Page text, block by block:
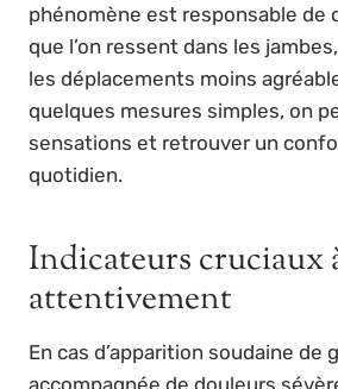
phénomène est responsable de
que l’on ressent dans les
les déplacements moins
quelques mesures simples, on
sensations et retrouver un
quotidien.
Indicateurs cruciaux
attentivement
En cas d’apparition soudaine de
accompagnée de douleurs